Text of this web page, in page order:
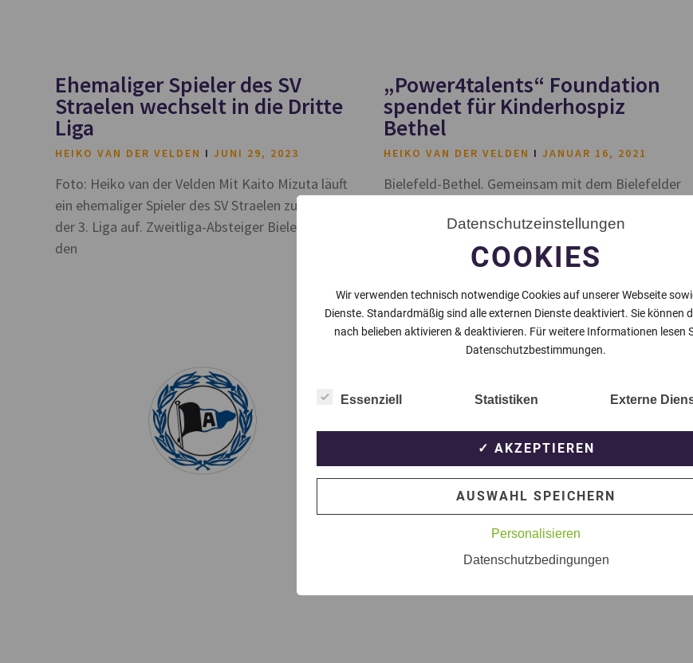
Ehemaliger Spieler des SV
Straelen wechselt in die Dritte
Liga
HEIKO VAN DER VELDEN JUNI 29, 2023
Foto: Heiko van der Velden Mit Kaito Mizuta läuft
ein ehemaliger Spieler des SV Straelen zukünftig in
der 3. Liga auf. Zweitliga-Absteiger Bielefeld hat
den
„Power4talents“ Foundation
spendet für Kinderhospiz
Bethel
HEIKO VAN DER VELDEN JANUAR 16, 2021
Bielefeld-Bethel. Gemeinsam mit dem Bielefelder
Westfalenligisten Fichte Bielefeld, spendete die
Stiftung „Power4talents“ von Manfred Batz und
Matthias Bialas 500 €
Datenschutzeinstellungen
COOKIES
Wir verwenden technisch notwendige Cookies auf unserer Webseite
Dienste. Standardmäßig sind alle externen Dienste deaktiviert. Sie können
nach belieben aktivieren & deaktivieren. Für weitere Informationen lesen
Datenschutzbestimmungen.
Essenziell Statistiken Externe
✓ AKZEPTIEREN
AUSWAHL SPEICHERN
Personalisieren
Datenschutzbedingungen